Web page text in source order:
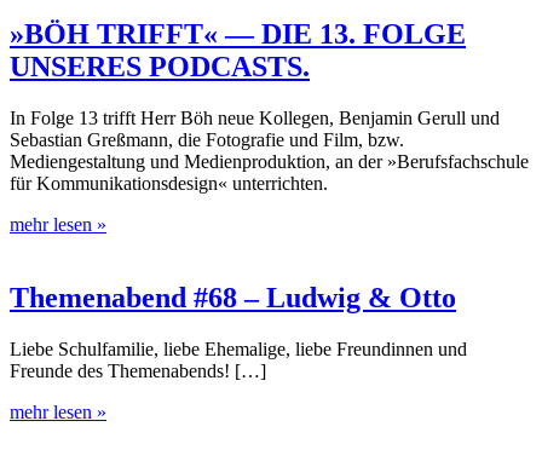
»BÖH TRIFFT« — DIE 13. FOLGE
UNSERES PODCASTS.
In Folge 13 trifft Herr Böh neue Kollegen, Benjamin Gerull und
Sebastian Greßmann, die Fotografie und Film, bzw.
Mediengestaltung und Medienproduktion, an der »Berufsfachschule
für Kommunikationsdesign« unterrichten.
mehr lesen »
Themenabend #68 – Ludwig & Otto
Liebe Schulfamilie, liebe Ehemalige, liebe Freundinnen und
Freunde des Themenabends! […]
mehr lesen »